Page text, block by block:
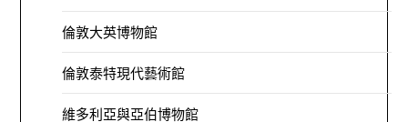
倫敦大英博物館
倫敦泰特現代藝術館
維多利亞與亞伯博物館